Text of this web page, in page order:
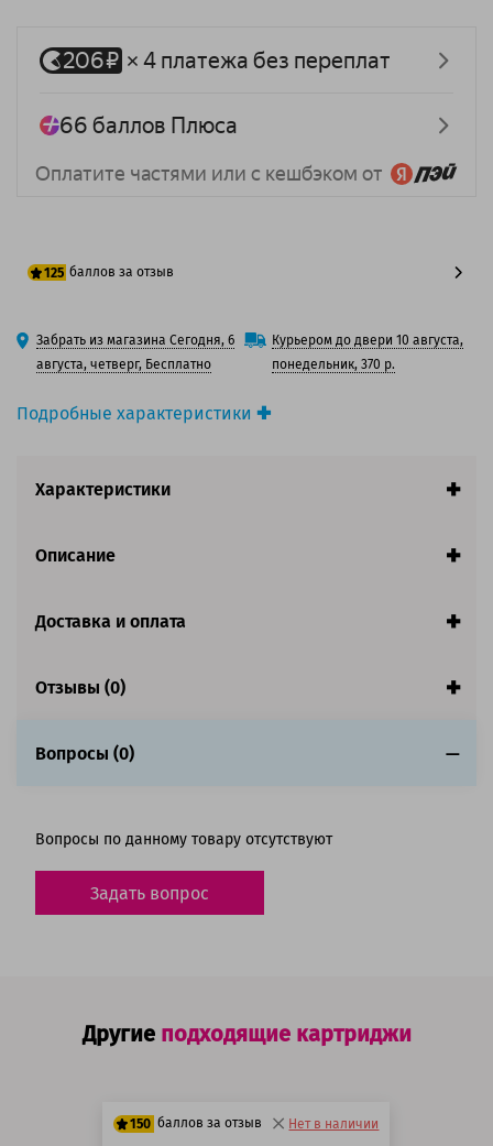
Подробные характеристики
Вид товара:Картридж струйный
заполнении страницы.
Совместим с аппаратами
125 баллов за отзыв
100 баллов
125 баллов
Забрать из магазина Сегодня, 6
августа, четверг, Бесплатно
Курьером до двери 10 августа,
понедельник, 370 р.
Характеристики
Описание
Доставка и оплата
Отзывы (0)
Вопросы (0)
Вопросы по данному товару отсутствуют
Задать вопрос
Другие подходящие картриджи
150 баллов за отзыв Нет в наличии